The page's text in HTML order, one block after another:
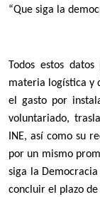
“Que siga la
Todos estos
materia logística y
el gasto por
voluntariado,
INE, así como su
por un mismo
siga la
concluir el plazo